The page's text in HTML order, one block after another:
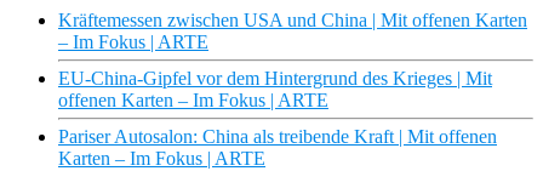
Kräftemessen zwischen USA und China | Mit offenen Karten
– Im Fokus | ARTE
EU-China-Gipfel vor dem Hintergrund des Krieges | Mit
offenen Karten – Im Fokus | ARTE
Pariser Autosalon: China als treibende Kraft | Mit offenen
Karten – Im Fokus | ARTE